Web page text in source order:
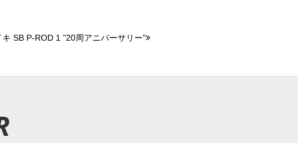
SB P-ROD 1 "20周アニバーサリー"